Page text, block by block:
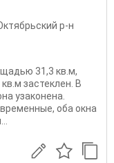
р-н
31,3 кв.м,
застеклен. В
узаконена.
оба окна